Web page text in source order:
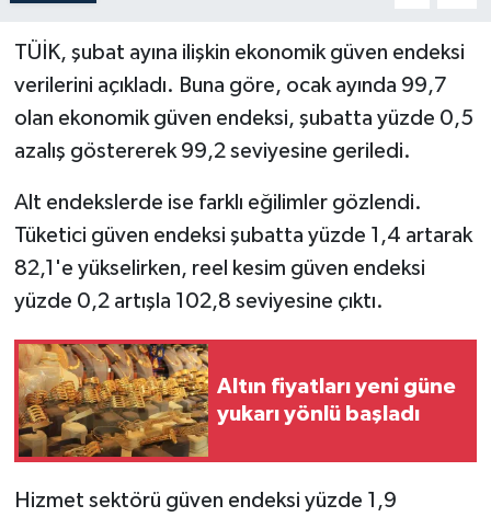
TÜİK, şubat ayına ilişkin ekonomik güven endeksi
verilerini açıkladı. Buna göre, ocak ayında 99,7
olan ekonomik güven endeksi, şubatta yüzde 0,5
azalış göstererek 99,2 seviyesine geriledi.
Alt endekslerde ise farklı eğilimler gözlendi.
Tüketici güven endeksi şubatta yüzde 1,4 artarak
82,1'e yükselirken, reel kesim güven endeksi
yüzde 0,2 artışla 102,8 seviyesine çıktı.
Altın fiyatları yeni güne
yukarı yönlü başladı
Hizmet sektörü güven endeksi yüzde 1,9